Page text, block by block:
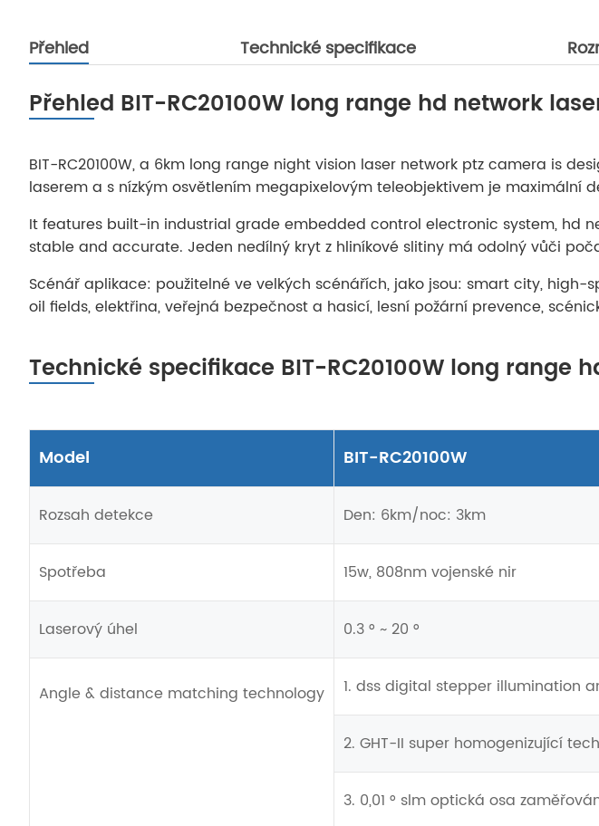
Přehled Technické specifikace
Přehled BIT-RC20100W long range hd network
BIT-RC20100W, a 6km long range night vision laser network ptz camera is
laserem a s nízkým osvětlením megapixelovým teleobjektivem je maximální
It features built-in industrial grade embedded control electronic system, hd
stable and accurate. Jeden nedílný kryt z hliníkové slitiny má odolný vůči
Scénář aplikace: použitelné ve velkých scénářích, jako jsou: smart city,
oil fields, elektřina, veřejná bezpečnost a hasicí, lesní požární prevence,
Technické specifikace BIT-RC20100W long range
Model BIT-RC20100W
Rozsah detekce Den: 6km/noc: 3km
Spotřeba 15w, 808nm vojenské nir
Laserový úhel 0.3 ° ~ 20 °
Angle & distance matching technology 1. dss digital stepper illumination
2. GHT-II super homogenizující
3. 0,01 ° slm optická osa